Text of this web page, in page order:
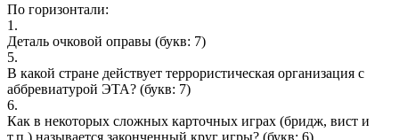
По горизонтали:
1.
Деталь очковой оправы (букв: 7)
5.
В какой стране действует террористическая организация с
аббревиатурой ЭТА? (букв: 7)
6.
Как в некоторых сложных карточных играх (бридж, вист и
т.п.) называется законченный круг игры? (букв: 6)